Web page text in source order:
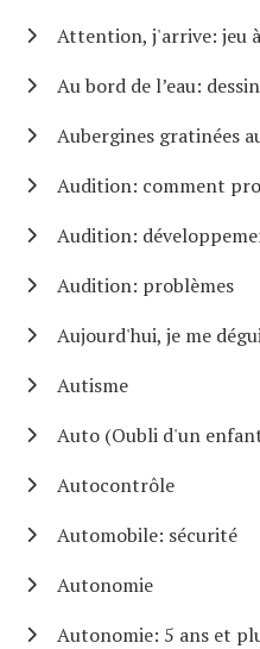
Attention, j'arrive: jeu
Au bord de l’eau:
Aubergines gratinées
Audition: comment
Audition:
Audition: problèmes
Aujourd'hui, je me
Autisme
Auto (Oubli d'un
Autocontrôle
Automobile: sécurité
Autonomie
Autonomie: 5 ans et